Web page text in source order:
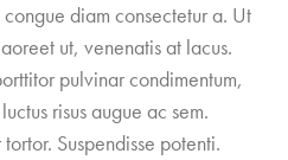
diam consectetur a. Ut
ut, venenatis at lacus.
pulvinar condimentum,
risus augue ac sem.
Suspendisse potenti.